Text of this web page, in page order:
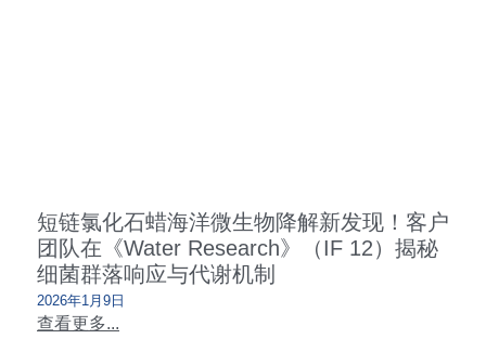
短链氯化石蜡海洋微生物降解新发现！客户
团队在《Water Research》（IF 12）揭秘
细菌群落响应与代谢机制
2026年1月9日
查看更多...